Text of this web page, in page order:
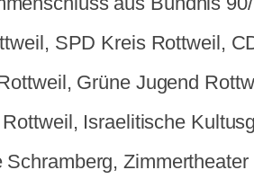
SPD Kreis Rottweil,
Grüne Jugend
Israelitische
Schramberg,